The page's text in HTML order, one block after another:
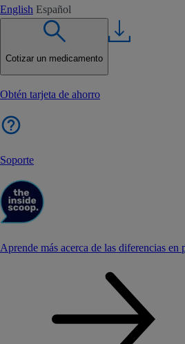
English Español
Cotizar un medicamento
Obtén tarjeta de ahorro
Soporte
Aprende más acerca de las diferencias